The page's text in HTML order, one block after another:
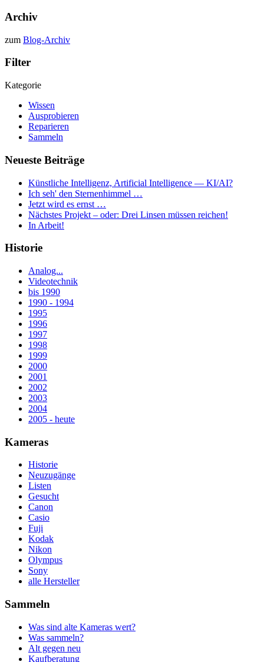
Archiv
zum Blog-Archiv
Filter
Kategorie
Wissen
Ausprobieren
Reparieren
Sammeln
Neueste Beiträge
Künstliche Intelligenz, Artificial Intelligence — KI/AI?
Ich seh' den Sternenhimmel …
Jetzt wird es ernst …
Nächstes Projekt – oder: Drei Linsen müssen reichen!
In Arbeit!
Historie
Analog...
Videotechnik
bis 1990
1990 - 1994
1995
1996
1997
1998
1999
2000
2001
2002
2003
2004
2005 - heute
Kameras
Historie
Neuzugänge
Listen
Gesucht
Canon
Casio
Fuji
Kodak
Nikon
Olympus
Sony
alle Hersteller
Sammeln
Was sind alte Kameras wert?
Was sammeln?
Alt gegen neu
Kaufberatung